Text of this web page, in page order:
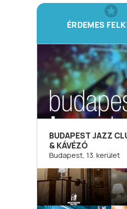
ÉRDEMES
BUDAPEST JAZZ
& KÁVÉZÓ
Budapest, 13. kerület